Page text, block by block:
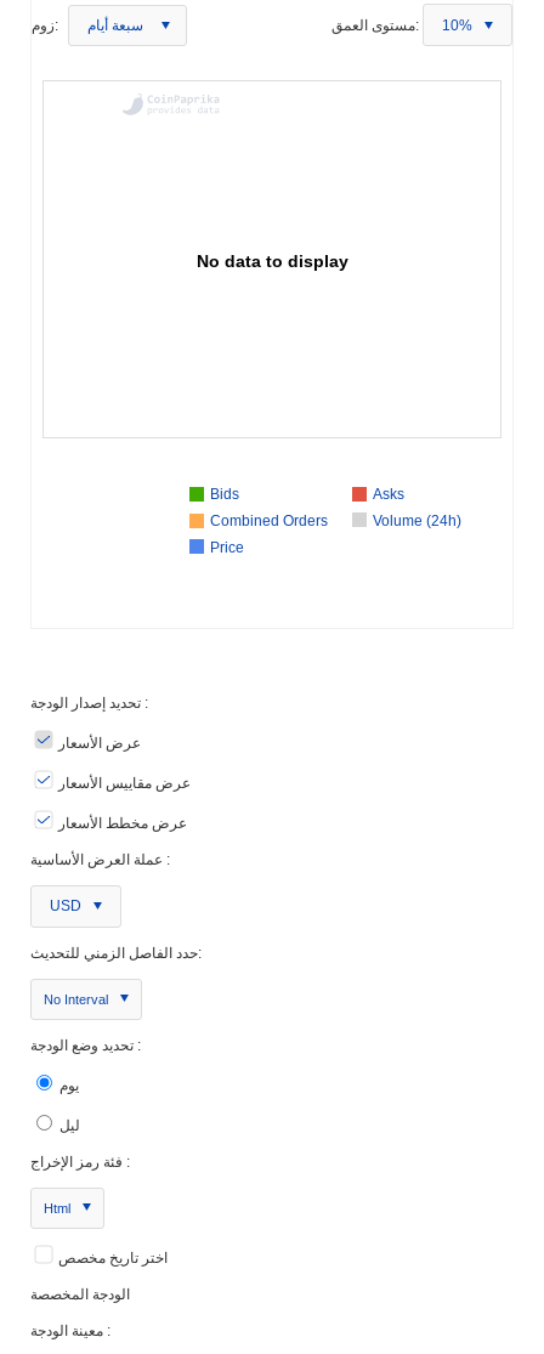
زوم: سبعة أيام مستوى العمق: 10%
No data to display
Bids
Asks
Combined Orders
Volume (24h)
Price
تحديد إصدار الودجة :
عرض الأسعار
عرض مقاييس الأسعار
عرض مخطط الأسعار
عملة العرض الأساسية :
USD
حدد الفاصل الزمني للتحديث:
No Interval
تحديد وضع الودجة :
يوم
ليل
فئة رمز الإخراج :
Html
اختر تاريخ مخصص
الودجة المخصصة
معينة الودجة :